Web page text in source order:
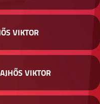
VIKTOR
VIKTOR